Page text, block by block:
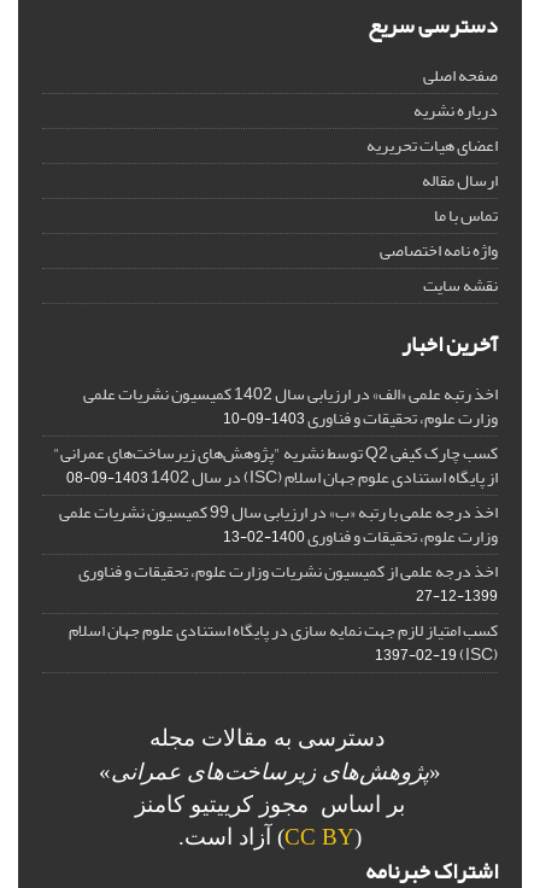
دسترسی سریع
صفحه اصلی
درباره نشریه
اعضای هیات تحریریه
ارسال مقاله
تماس با ما
واژه نامه اختصاصی
نقشه سایت
آخرین اخبار
اخذ رتبه علمی «الف» در ارزیابی سال 1402 کمیسیون نشریات علمی
وزارت علوم، تحقیقات و فناوری1403-09-10
کسب چارک کیفی Q2 توسط نشریه "پژوهش‌های زیرساخت‌های عمرانی"
از پایگاه استنادی علوم جهان اسلام (ISC) در سال 1402 1403-09-08
اخذ درجه علمی با رتبه «ب» در ارزیابی سال 99 کمیسیون نشریات علمی
وزارت علوم، تحقیقات و فناوری1400-02-13
اخذ درجه علمی از کمیسیون نشریات وزارت علوم، تحقیقات و فناوری
1399-12-27
کسب امتیاز لازم جهت نمایه سازی در پایگاه استنادی علوم جهان اسلام
(ISC)
1397-02-19
دسترسی به مقالات مجله
«پژوهش‌های زیرساخت‌های عمرانی»
بر اساس مجوز کرییتیو کامنز
(
CC BY) آزاد است.
اشتراک خبرنامه